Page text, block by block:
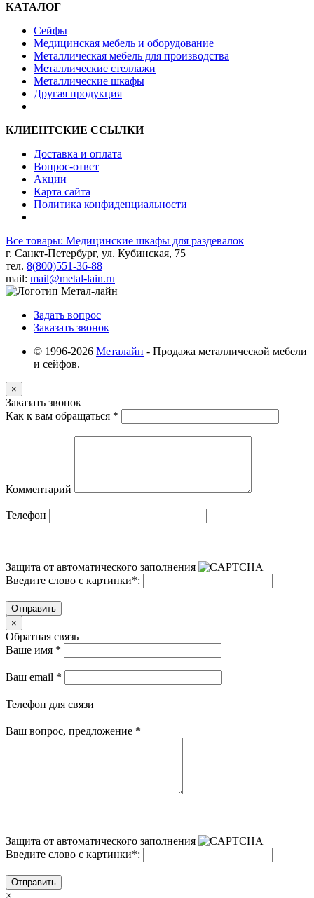
КАТАЛОГ
Сейфы
Медицинская мебель и оборудование
Металлическая мебель для производства
Металлические стеллажи
Металлические шкафы
Другая продукция
КЛИЕНТСКИЕ ССЫЛКИ
Доставка и оплата
Вопрос-ответ
Акции
Карта сайта
Политика конфиденциальности
Все товары: Медицинские шкафы для раздевалок
г. Санкт-Петербург, ул. Кубинская, 75
тел. 8(800)551-36-88
mail: mail@metal-lain.ru
Задать вопрос
Заказать звонок
© 1996-2026 Металайн - Продажа металлической мебели
и сейфов.
×
Заказать звонок
Как к вам обращаться *
Комментарий
Телефон
Защита от автоматического заполнения
Введите слово с картинки*:
Отправить
×
Обратная связь
Ваше имя *
Ваш email *
Телефон для связи
Ваш вопрос, предложение *
Защита от автоматического заполнения
Введите слово с картинки*:
Отправить